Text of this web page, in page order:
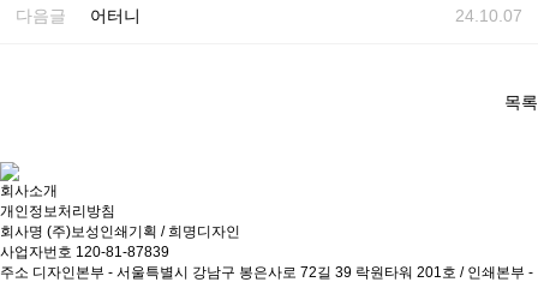
다음글 어터니 24.10.07
목록
회사소개
개인정보처리방침
회사명 (주)보성인쇄기획 / 희명디자인
사업자번호 120-81-87839
주소 디자인본부 - 서울특별시 강남구 봉은사로 72길 39 락원타워 201호 / 인쇄본부 -